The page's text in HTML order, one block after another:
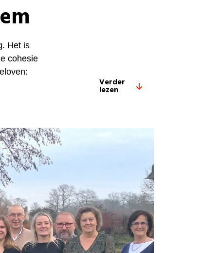
Het is
cohesie
Verder
lezen